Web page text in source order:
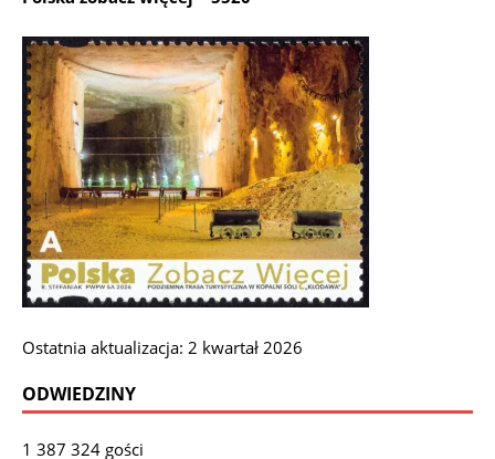
Ostatnia aktualizacja: 2 kwartał 2026
ODWIEDZINY
1 387 324 gości